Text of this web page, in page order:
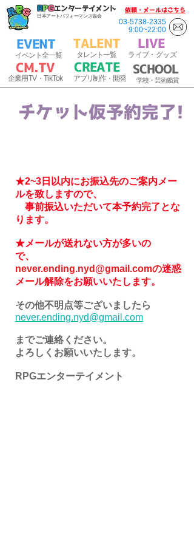
RPGエンターテイメント
日本アートパフォーマンス協会
​依頼・メールはこちら
03-5738-2335
9:00~22:00
EVENT
イベント全一覧
TALENT
タ レント一覧
​LIVE
ラ イブ・ グッズ
C M.TV
企業用TV・TikTok
SCHOOL
学校・芸術鑑賞
CREATE
アプリ制作・開発
チケット仮予約完了!
★2~3日以内にお振込先のご案内メー
ルを致しますので、
事前振込いただいて本予約完了とな
ります。
★メールが送れない方が多いの
で、
never.ending.nyd@gmail.comの迷惑
メール解除をお願いいたします。
その他不明点等ございましたら
never.ending.nyd@gmail.com
までご連絡ください。
よろしくお願いいたします。
RPGエンターテイメント